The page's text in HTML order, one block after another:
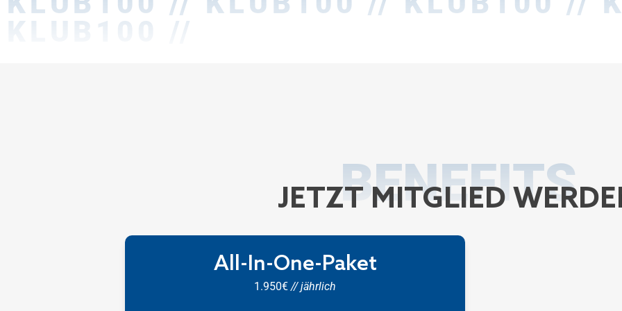
KLUB100 //
BENEFITS
JETZT MITGLIED
All-In-One-Paket
1.950€// jährlich